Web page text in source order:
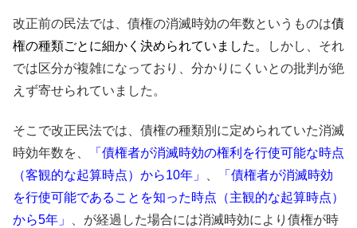
改正前の民法では、債権の消滅時効の年数というものは債
権の種類ごとに細かく決められていました。
しかし、それ
では区分が複雑になっており、分かりにくいとの批判が絶
えず寄せられていました。
そこで改正民法では、債権の種類別に定められていた消滅
時効年数を、
「債権者が消滅時効の権利を行使可能な時点
（客観的な起算時点）から10年」
「債権者が消滅時効
を行使可能であることを知った時点（主観的な起算時点）
から5年」
、が経過した場合には消滅時効により債権が時